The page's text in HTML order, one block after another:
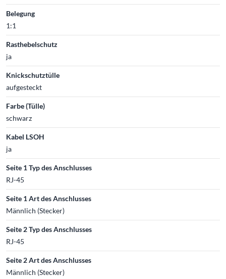
Belegung
1:1
Rasthebelschutz
ja
Knickschutztülle
aufgesteckt
Farbe (Tülle)
schwarz
Kabel LSOH
ja
Seite 1 Typ des Anschlusses
RJ-45
Seite 1 Art des Anschlusses
Männlich (Stecker)
Seite 2 Typ des Anschlusses
RJ-45
Seite 2 Art des Anschlusses
Männlich (Stecker)